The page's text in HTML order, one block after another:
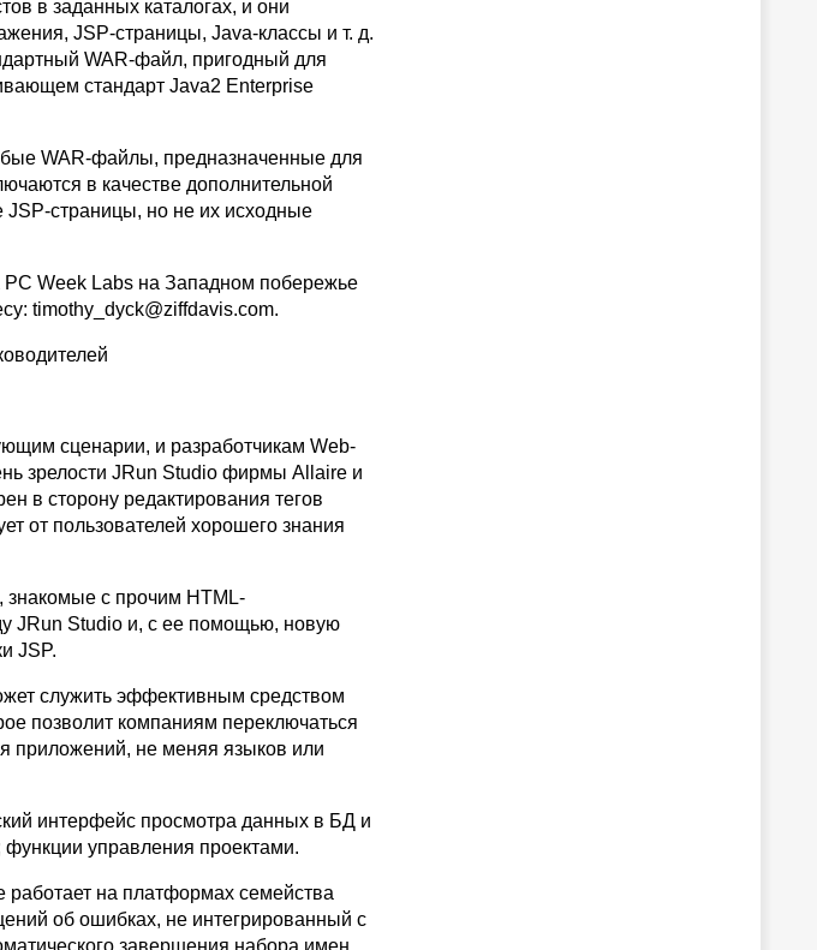
в заданных каталогах, и они
JSP-страницы, Java-классы и т. д.
WAR-файл, пригодный для
стандарт Java2 Enterprise
WAR-файлы, предназначенные для
в качестве дополнительной
страницы, но не их исходные
PC Week Labs на Западном побережье
timothy_dyck@ziffdavis.com.
сценарии, и разработчикам Web-
зрелости JRun Studio фирмы Allaire и
в сторону редактирования тегов
от пользователей хорошего знания
с прочим HTML-
JRun Studio и, с ее помощью, новую
JSP.
служить эффективным средством
позволит компаниям переключаться
приложений, не меняя языков или
интерфейс просмотра данных в БД и
функции управления проектами.
работает на платформах семейства
об ошибках, не интегрированный с
завершения набора имен